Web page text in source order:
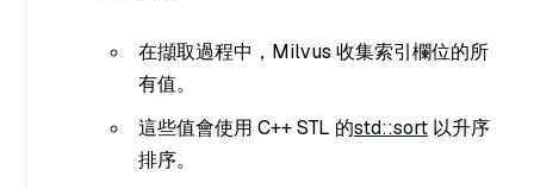
在擷取過程中，Milvus 收集索引欄位的所
有值。
這些值會使用 C++ STL 的std::sort 以升序
排序。